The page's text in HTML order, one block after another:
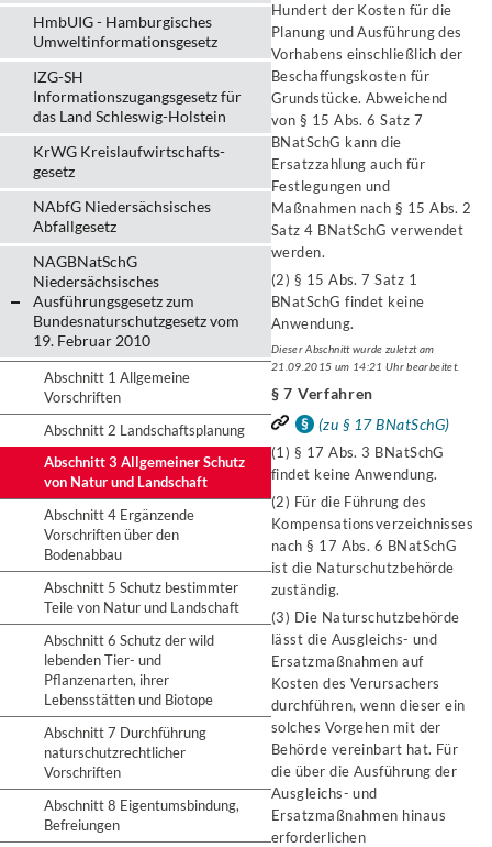
HmbUIG - Hamburgisches
Umweltinformationsgesetz
IZG-SH
Informationszugangsgesetz für
das Land Schleswig-Holstein
KrWG Kreislaufwirtschafts­
gesetz
NAbfG Niedersächsisches
Abfallgesetz
NAGBNatSchG
Niedersächsisches
Ausführungsgesetz zum
Bundesnaturschutzgesetz vom
19. Februar 2010
Abschnitt 1 Allgemeine
Vorschriften
Abschnitt 2 Landschaftsplanung
Abschnitt 3 Allgemeiner Schutz
von Natur und Landschaft
Abschnitt 4 Ergänzende
Vorschriften über den
Bodenabbau
Abschnitt 5 Schutz bestimmter
Teile von Natur und Landschaft
Abschnitt 6 Schutz der wild
lebenden Tier- und
Pflanzenarten, ihrer
Lebensstätten und Biotope
Abschnitt 7 Durchführung
naturschutzrechtlicher
Vorschriften
Abschnitt 8 Eigentumsbindung,
Befreiungen
Hundert der Kosten für die
Planung und Ausführung des
Vorhabens einschließlich der
Beschaffungskosten für
Grundstücke. Abweichend
von § 15 Abs. 6 Satz 7
BNatSchG kann die
Ersatzzahlung auch für
Festlegungen und
Maßnahmen nach § 15 Abs. 2
Satz 4 BNatSchG verwendet
werden.
(2) § 15 Abs. 7 Satz 1
BNatSchG findet keine
Anwendung.
Dieser Abschnitt wurde zuletzt am
21.09.2015 um 14:21 Uhr bearbeitet.
§ 7 Verfahren
(zu § 17 BNatSchG)
(1) § 17 Abs. 3 BNatSchG
findet keine Anwendung.
(2) Für die Führung des
Kompensationsverzeichnisses
nach § 17 Abs. 6 BNatSchG
ist die Naturschutzbehörde
zuständig.
(3) Die Naturschutzbehörde
lässt die Ausgleichs- und
Ersatzmaßnahmen auf
Kosten des Verursachers
durchführen, wenn dieser ein
solches Vorgehen mit der
Behörde vereinbart hat. Für
die über die Ausführung der
Ausgleichs- und
Ersatzmaßnahmen hinaus
erforderlichen